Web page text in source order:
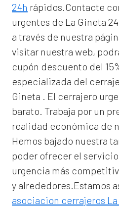
24h rápidos.Contacte
urgentes de La Gineta
a través de nuestra
visitar nuestra web,
cupón descuento del
especializada del
Gineta . El cerrajero
barato. Trabaja por un
realidad económica de
Hemos bajado nuestra
poder ofrecer el
urgencia más
y alrededores.Estamos
asociacion cerrajeros